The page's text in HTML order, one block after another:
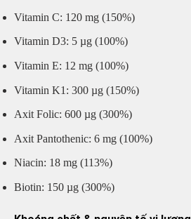
Vitamin C: 120 mg (150%)
Vitamin D3: 5 µg (100%)
Vitamin E: 12 mg (100%)
Vitamin K1: 300 µg (150%)
Axit Folic: 600 µg (300%)
Axit Pantothenic: 6 mg (100%)
Niacin: 18 mg (113%)
Biotin: 150 µg (300%)